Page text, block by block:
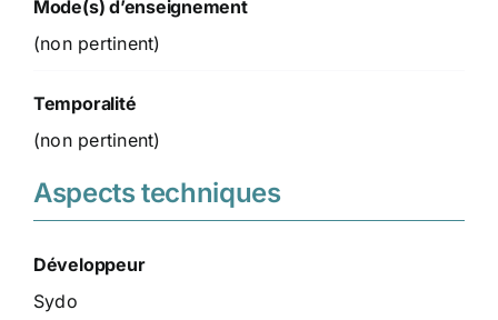
Mode(s) d’enseignement
(non pertinent)
Temporalité
(non pertinent)
Aspects techniques
Développeur
Sydo